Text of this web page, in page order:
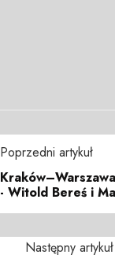
Poprzedni artykuł
- Witold Bereś i
Następny artykuł